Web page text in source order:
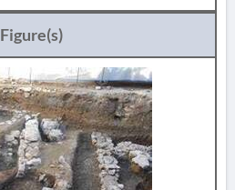
Figure(s)